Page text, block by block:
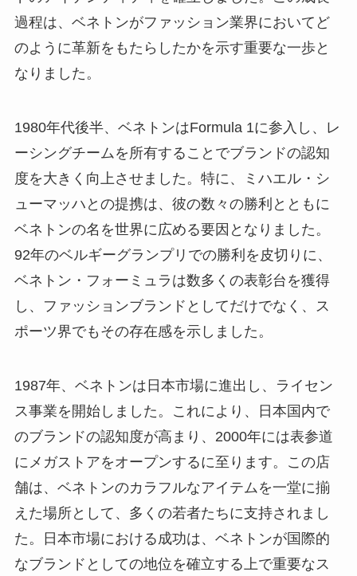
過程は、ベネトンがファッション業界においてど
のように革新をもたらしたかを示す重要な一歩と
なりました。
1980年代後半、ベネトンはFormula 1に参入し、レ
ーシングチームを所有することでブランドの認知
度を大きく向上させました。特に、ミハエル・シ
ューマッハとの提携は、彼の数々の勝利とともに
ベネトンの名を世界に広める要因となりました。
92年のベルギーグランプリでの勝利を皮切りに、
ベネトン・フォーミュラは数多くの表彰台を獲得
し、ファッションブランドとしてだけでなく、ス
ポーツ界でもその存在感を示しました。
1987年、ベネトンは日本市場に進出し、ライセン
ス事業を開始しました。これにより、日本国内で
のブランドの認知度が高まり、2000年には表参道
にメガストアをオープンするに至ります。この店
舗は、ベネトンのカラフルなアイテムを一堂に揃
えた場所として、多くの若者たちに支持されまし
た。日本市場における成功は、ベネトンが国際的
なブランドとしての地位を確立する上で重要なス